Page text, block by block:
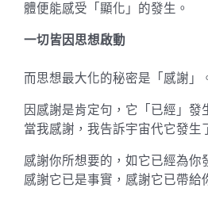
體便能感受「顯化」的發生。
一切皆因思想啟動
而思想最大化的秘密是「感謝」
因感謝是肯定句，它「已經」發
當我感謝，我告訴宇宙代它發生
感謝你所想要的，如它已經為你
感謝它已是事實，感謝它已帶給